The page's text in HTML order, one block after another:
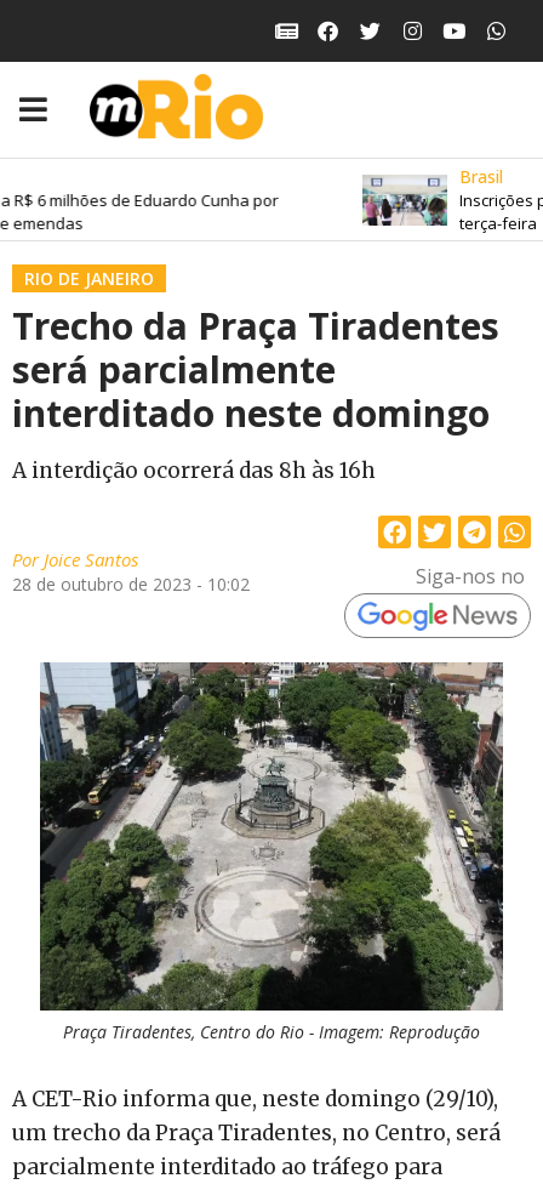
R$ 6 milhões de Eduardo Cunha por
emendas
Brasil
Inscrições
terça-feira
RIO DE JANEIRO
Trecho da Praça Tiradentes
será parcialmente
interditado neste domingo
A interdição ocorrerá das 8h às 16h
PorJoice Santos
28 de outubro de 2023 - 10:02 Siga-nos no
Praça Tiradentes, Centro do Rio - Imagem: Reprodução
A CET-Rio informa que, neste domingo (29/10),
um trecho da Praça Tiradentes, no Centro, será
parcialmente interditado ao tráfego para